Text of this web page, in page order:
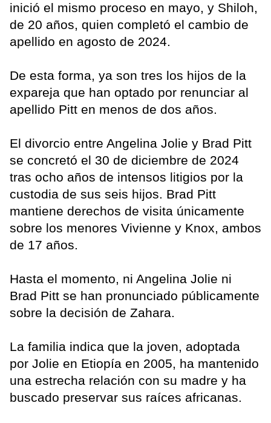
inició el mismo proceso en mayo, y Shiloh,
de 20 años, quien completó el cambio de
apellido en agosto de 2024.
De esta forma, ya son tres los hijos de la
expareja que han optado por renunciar al
apellido Pitt en menos de dos años.
El divorcio entre Angelina Jolie y Brad Pitt
se concretó el 30 de diciembre de 2024
tras ocho años de intensos litigios por la
custodia de sus seis hijos. Brad Pitt
mantiene derechos de visita únicamente
sobre los menores Vivienne y Knox, ambos
de 17 años.
Hasta el momento, ni Angelina Jolie ni
Brad Pitt se han pronunciado públicamente
sobre la decisión de Zahara.
La familia indica que la joven, adoptada
por Jolie en Etiopía en 2005, ha mantenido
una estrecha relación con su madre y ha
buscado preservar sus raíces africanas.